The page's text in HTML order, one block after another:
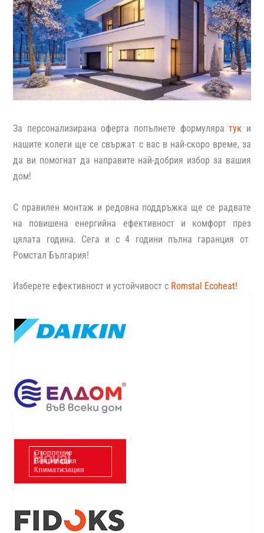
За персонализирана оферта попълнете формуляратук и
нашите колеги ще се свържат с вас в най-скоро време, за
да ви помогнат да направите най-добрия избор за вашия
дом!
С правилен монтаж и редовна поддръжка ще се радвате
на повишена енергийна ефективност и комфорт през
цялата година. Сега и с 4 години пълна гаранция от
Ромстал България!
Изберете ефективност и устойчивост с Romstal Ecoheat!